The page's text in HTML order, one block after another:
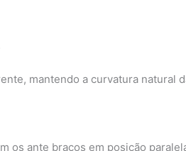
mantendo a curvatura natural
os ante braços em posição